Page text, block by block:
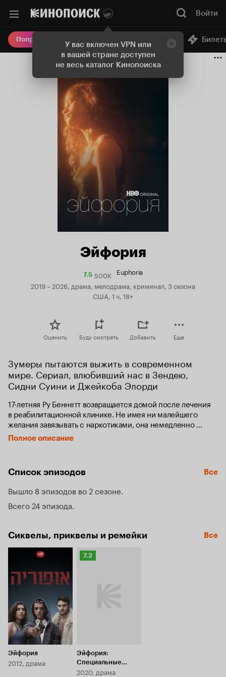
У вас включен VPN или
в вашей стране доступен
не весь каталог Кинопоиска
Войти
Попробовать Плюс Онлайн-кинотеатр
Эйфория
7.5Рейтинг
7.5
500K Euphoria
2019 – 2026, драма, мелодрама, криминал, 3 сезона
США, 1 ч, 18+
Оценить Буду смотреть Добавить Еще
Зумеры пытаются выжить в современном
мире. Сериал, влюбивший нас в Зендею,
Сидни Суини и Джейкоба Элорди
17-летняя Ру Беннетт возвращается домой после лечения
в реабилитационной клинике. Не имея ни малейшего
желания завязывать с наркотиками, она немедленно
берётся за старое. На вечеринке Ру обращает внимание
на недавно приехавшую в их пригород ровесницу Джулс,
Полное описание
Список эпизодов Все
Вышло 8 эпизодов во 2 сезоне
Всего 24 эпизода
Сиквелы, приквелы и ремейки Все
Эйфория
2012, драма
Рейтинг
7.2
Эйфория:
Специальные
эпизоды
2020, драма